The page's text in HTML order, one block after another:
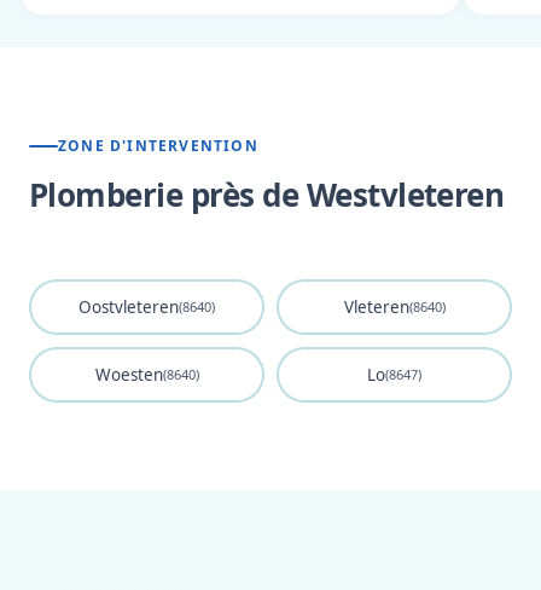
ZONE D'INTERVENTION
Plomberie près de Westvleteren
Oostvleteren(8640) Vleteren(8640)
Woesten(8640) Lo(8647)